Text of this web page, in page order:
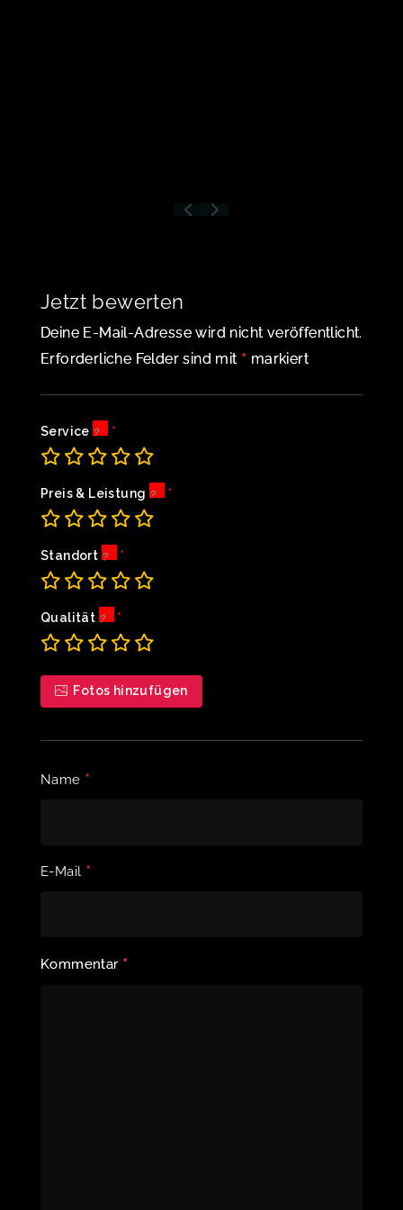
Jetzt bewerten
Deine E-Mail-Adresse wird nicht veröffentlicht.
Erforderliche Felder sind mit * markiert
Service
Preis & Leistung
Standort
Qualität
Fotos hinzufügen
Name *
E-Mail *
Kommentar *